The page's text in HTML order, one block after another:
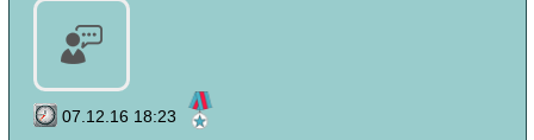
07.12.16 18:23